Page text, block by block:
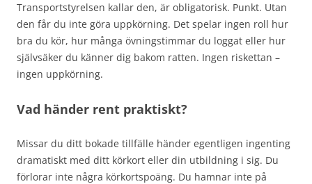
Transportstyrelsen kallar den, är obligatorisk. Punkt. Utan
den får du inte göra uppkörning. Det spelar ingen roll hur
bra du kör, hur många övningstimmar du loggat eller hur
självsäker du känner dig bakom ratten. Ingen riskettan –
ingen uppkörning.
Vad händer rent praktiskt?
Missar du ditt bokade tillfälle händer egentligen ingenting
dramatiskt med ditt körkort eller din utbildning i sig. Du
förlorar inte några körkortspoäng. Du hamnar inte på